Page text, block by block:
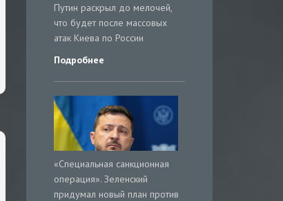
Путин раскрыл до мелочей,
что будет после массовых
атак Киева по России
Подробнее
«Специальная санкционная
операция». Зеленский
придумал новый план против